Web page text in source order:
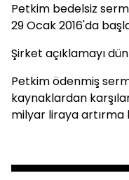
Petkim bedelsiz
29 Ocak 2016'da
Şirket açıklamayı
Petkim ödenmiş
kaynaklardan
milyar liraya artırma